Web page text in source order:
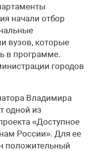
начали отбор
вузов, которые
в программе.
городов
Владимира
одной из
«Доступное
России». Для ее
положительный